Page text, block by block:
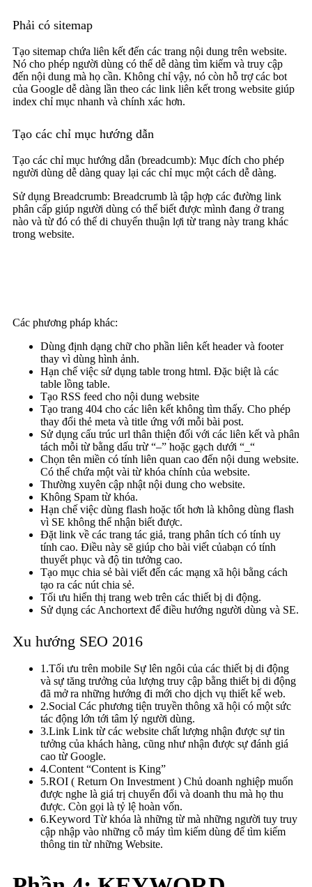
Phải có sitemap
Tạo sitemap chứa liên kết đến các trang nội dung trên website.
Nó cho phép người dùng có thể dễ dàng tìm kiếm và truy cập
đến nội dung mà họ cần. Không chỉ vậy, nó còn hỗ trợ các bot
của Google dễ dàng lần theo các link liên kết trong website giúp
index chỉ mục nhanh và chính xác hơn.
Tạo các chỉ mục hướng dẫn
Tạo các chỉ mục hướng dẫn (breadcumb): Mục đích cho phép
người dùng dễ dàng quay lại các chỉ mục một cách dễ dàng.
Sử dụng Breadcrumb: Breadcrumb là tập hợp các đường link
phân cấp giúp người dùng có thể biết được mình đang ở trang
nào và từ đó có thể di chuyển thuận lợi từ trang này trang khác
trong website.
Các phương pháp khác:
Dùng định dạng chữ cho phần liên kết header và footer
thay vì dùng hình ảnh.
Hạn chế việc sử dụng table trong html. Đặc biệt là các
table lồng table.
Tạo RSS feed cho nội dung website
Tạo trang 404 cho các liên kết không tìm thấy. Cho phép
thay đổi thẻ meta và title ứng với mỗi bài post.
Sử dụng cấu trúc url thân thiện đối với các liên kết và phân
tách mỗi từ bằng dấu trừ “–” hoặc gạch dưới “_“
Chọn tên miền có tính liên quan cao đến nội dung website.
Có thể chứa một vài từ khóa chính của website.
Thường xuyên cập nhật nội dung cho website.
Không Spam từ khóa.
Hạn chế việc dùng flash hoặc tốt hơn là không dùng flash
vì SE không thể nhận biết được.
Đặt link về các trang tác giả, trang phân tích có tính uy
tính cao. Điều này sẽ giúp cho bài viết củabạn có tính
thuyết phục và độ tin tưởng cao.
Tạo mục chia sẻ bài viết đến các mạng xã hội bằng cách
tạo ra các nút chia sẻ.
Tối ưu hiển thị trang web trên các thiết bị di động.
Sử dụng các Anchortext để điều hướng người dùng và SE.
Xu hướng SEO 2016
1.Tối ưu trên mobile Sự lên ngôi của các thiết bị di động
và sự tăng trưởng của lượng truy cập bằng thiết bị di động
đã mở ra những hướng đi mới cho dịch vụ thiết kế web.
2.Social Các phương tiện truyền thông xã hội có một sức
tác động lớn tới tâm lý người dùng.
3.Link Link từ các website chất lượng nhận được sự tin
tưởng của khách hàng, cũng như nhận được sự đánh giá
cao từ Google.
4.Content “Content is King”
5.ROI ( Return On Investment ) Chủ doanh nghiệp muốn
được nghe là giá trị chuyển đổi và doanh thu mà họ thu
được. Còn gọi là tỷ lệ hoàn vốn.
6.Keyword Từ khóa là những từ mà những người tuy truy
cập nhập vào những cỗ máy tìm kiếm dùng để tìm kiếm
thông tin từ những Website.